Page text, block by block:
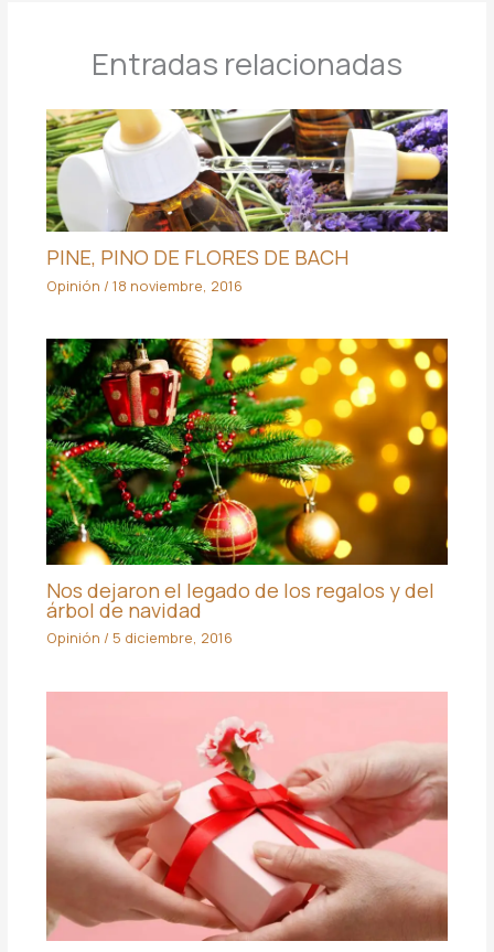
Entradas relacionadas
PINE, PINO DE FLORES DE BACH
Opinión / 18 noviembre, 2016
Nos dejaron el legado de los regalos y del
árbol de navidad
Opinión / 5 diciembre, 2016